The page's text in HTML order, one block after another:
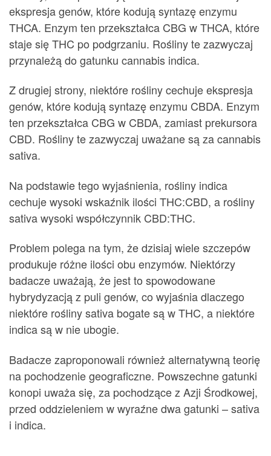
ekspresja genów, które kodują syntazę enzymu
THCA. Enzym ten przekształca CBG w THCA, które
staje się THC po podgrzaniu. Rośliny te zazwyczaj
przynależą do gatunku cannabis indica.
Z drugiej strony, niektóre rośliny cechuje ekspresja
genów, które kodują syntazę enzymu CBDA. Enzym
ten przekształca CBG w CBDA, zamiast prekursora
CBD. Rośliny te zazwyczaj uważane są za cannabis
sativa.
Na podstawie tego wyjaśnienia, rośliny indica
cechuje wysoki wskaźnik ilości THC:CBD, a rośliny
sativa wysoki współczynnik CBD:THC.
Problem polega na tym, że dzisiaj wiele szczepów
produkuje różne ilości obu enzymów. Niektórzy
badacze uważają, że jest to spowodowane
hybrydyzacją z puli genów, co wyjaśnia dlaczego
niektóre rośliny sativa bogate są w THC, a niektóre
indica są w nie ubogie.
Badacze zaproponowali również alternatywną teorię
na pochodzenie geograficzne. Powszechne gatunki
konopi uważa się, za pochodzące z Azji Środkowej,
przed oddzieleniem w wyraźne dwa gatunki – sativa
i indica.